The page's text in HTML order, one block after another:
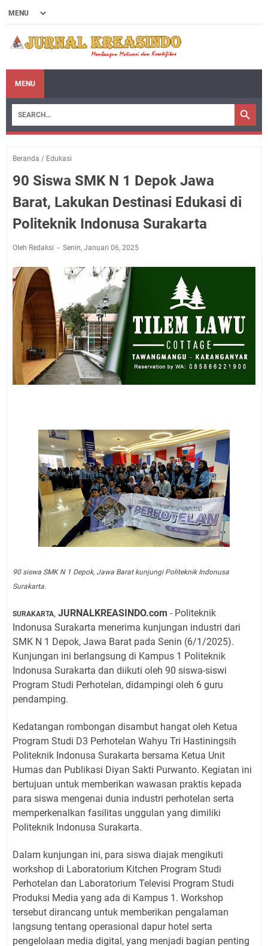
MENU
Beranda / Edukasi
90 Siswa SMK N 1 Depok Jawa
Barat, Lakukan Destinasi Edukasi di
Politeknik Indonusa Surakarta
Oleh Redaksi Senin, Januari 06, 2025
90 siswa SMK N 1 Depok, Jawa Barat kunjungi Politeknik Indonusa
Surakarta.
SURAKARTA, JURNALKREASINDO.com - Politeknik
Indonusa Surakarta menerima kunjungan industri dari
SMK N 1 Depok, Jawa Barat pada Senin (6/1/2025).
Kunjungan ini berlangsung di Kampus 1 Politeknik
Indonusa Surakarta dan diikuti oleh 90 siswa-siswi
Program Studi Perhotelan, didampingi oleh 6 guru
pendamping.
Kedatangan rombongan disambut hangat oleh Ketua
Program Studi D3 Perhotelan Wahyu Tri Hastiningsih
Politeknik Indonusa Surakarta bersama Ketua Unit
Humas dan Publikasi Diyan Sakti Purwanto. Kegiatan ini
bertujuan untuk memberikan wawasan praktis kepada
para siswa mengenai dunia industri perhotelan serta
memperkenalkan fasilitas unggulan yang dimiliki
Politeknik Indonusa Surakarta.
Dalam kunjungan ini, para siswa diajak mengikuti
workshop di Laboratorium Kitchen Program Studi
Perhotelan dan Laboratorium Televisi Program Studi
Produksi Media yang ada di Kampus 1. Workshop
tersebut dirancang untuk memberikan pengalaman
langsung tentang operasional dapur hotel serta
pengelolaan media digital, yang menjadi bagian penting